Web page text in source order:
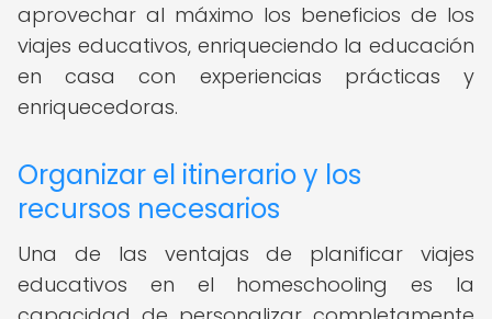
aprovechar al máximo los beneficios de los
viajes educativos, enriqueciendo la educación
en casa con experiencias prácticas y
enriquecedoras.
Organizar el itinerario y los
recursos necesarios
Una de las ventajas de planificar viajes
educativos en el homeschooling es la